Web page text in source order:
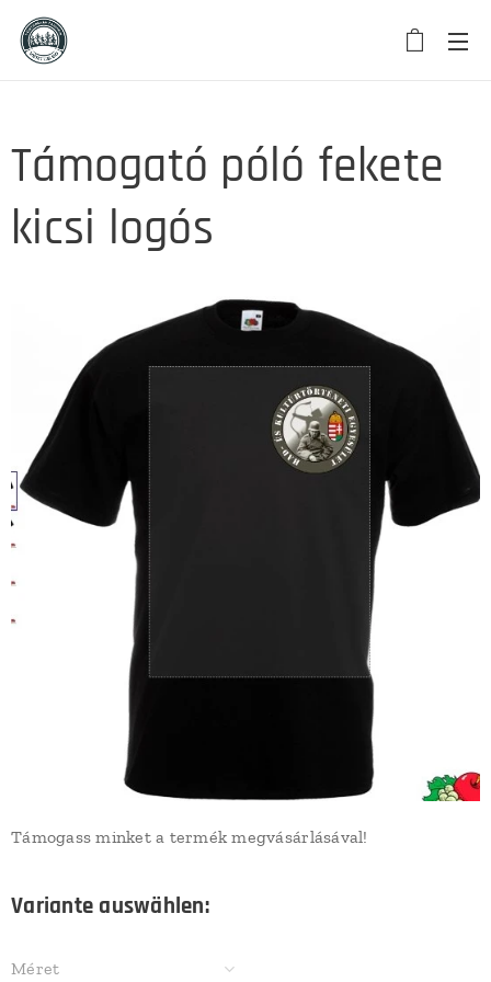
Támogató póló fekete
kicsi logós
Támogass minket a termék megvásárlásával!
Variante auswählen:
Méret